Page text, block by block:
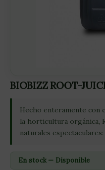
BIOBIZZ ROOT-
Hecho enteramente con
la horticultura orgánica,
naturales
En stock — Disponible